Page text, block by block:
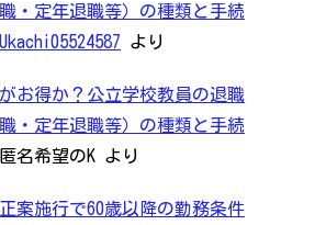
・定年退職等）の種類と手続
Ukachi05524587 より
お得か？公立学校教員の退職
・定年退職等）の種類と手続
匿名希望のK より
案施行で60歳以降の勤務条件